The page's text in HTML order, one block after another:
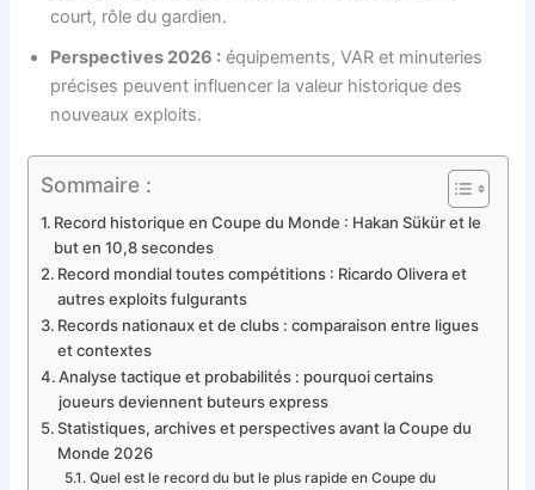
court, rôle du gardien.
Perspectives 2026 : équipements, VAR et minuteries
précises peuvent influencer la valeur historique des
nouveaux exploits.
Sommaire :
Record historique en Coupe du Monde : Hakan Sükür et le
but en 10,8 secondes
Record mondial toutes compétitions : Ricardo Olivera et
autres exploits fulgurants
Records nationaux et de clubs : comparaison entre ligues
et contextes
Analyse tactique et probabilités : pourquoi certains
joueurs deviennent buteurs express
Statistiques, archives et perspectives avant la Coupe du
Monde 2026
Quel est le record du but le plus rapide en Coupe du